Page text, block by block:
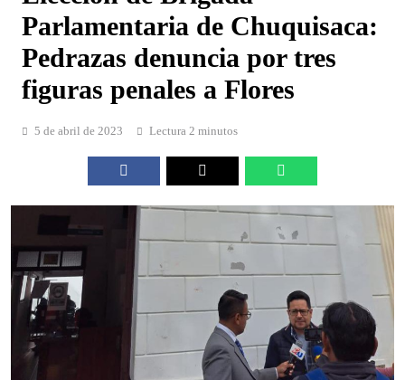
Parlamentaria de Chuquisaca:
Pedrazas denuncia por tres
figuras penales a Flores
5 de abril de 2023 Lectura 2 minutos